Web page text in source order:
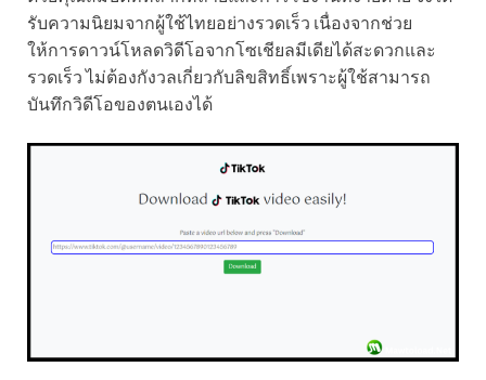
รับความนิยมจากผู้ใช้ไทยอย่างรวดเร็ว เนื่องจากช่วย
ให้การดาวน์โหลดวิดีโอจากโซเชียลมีเดียได้สะดวกและ
รวดเร็ว ไม่ต้องกังวลเกี่ยวกับลิขสิทธิ์เพราะผู้ใช้สามารถ
บันทึกวิดีโอของตนเองได้